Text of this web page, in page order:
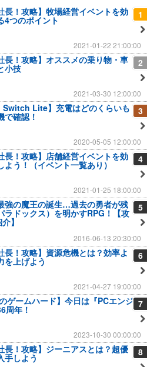
1
長！攻略】牧場経営イベントを効
4つのポイント
2021-01-22 21:00:00
2
長！攻略】オススメの乗り物・車
小技
2021-03-30 12:00:00
3
Switch Lite】充電はどのくらいも
で確認！
2020-05-05 12:00:00
4
長！攻略】店舗経営イベントを効
よう！（イベント一覧あり）
2021-01-25 18:00:00
5
強の魔王の誕生…過去の勇者が残
ラドックス）を明かすRPG！【攻
】
2016-06-13 20:30:00
6
長！攻略】資源危機とは？効率よ
を上げよう
2021-04-27 19:00:00
7
ゲームハード】今日は『PCエンジ
周年！
2023-10-30 00:00:00
8
長！攻略】ジーニアスとは？超優
手しよう